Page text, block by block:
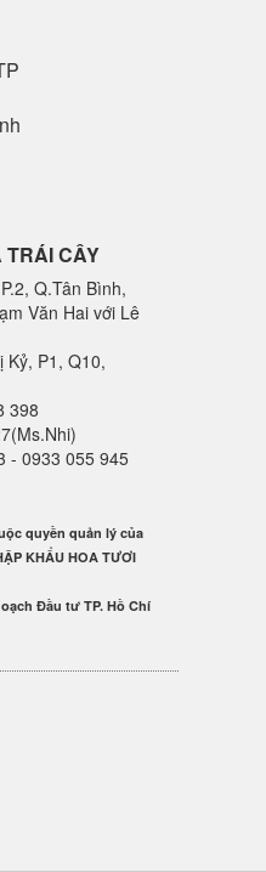
TRÁI CÂY
Q.Tân Bình,
Văn Hai với Lê
Kỷ, P1, Q10,
398
- 0933 055 945
quyền quản lý của
KHẨU HOA TƯƠI
Đầu tư TP. Hồ Chí